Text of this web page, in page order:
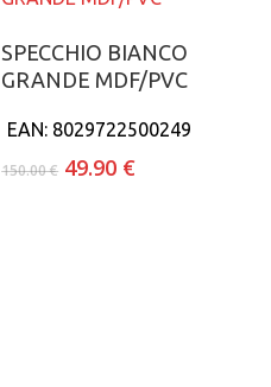
Aggiungi al carrello
SPECCHIO BIANCO
GRANDE MDF/PVC
EAN: 8029722500249
150.00€ Il
49.90 €Il